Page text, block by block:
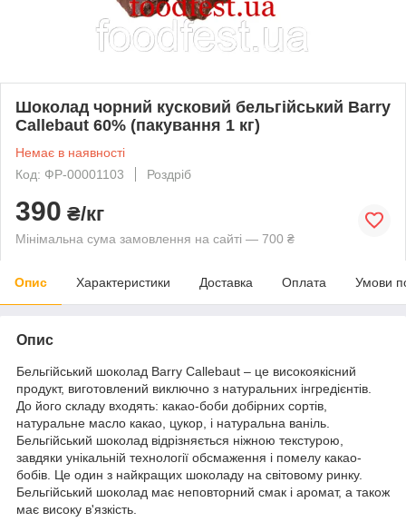
Шоколад чорний кусковий бельгійський Barry
Callebaut 60% (пакування 1 кг)
Немає в наявності
Код: ФР-00001103
Роздріб
390 ₴/кг
Мінімальна сума замовлення на сайті — 700 ₴
Опис Характеристики Доставка Оплата Умови
Опис
Бельгійський шоколад Barry Callebaut – це високоякісний
продукт, виготовлений виключно з натуральних інгредієнтів.
До його складу входять: какао-боби добірних сортів,
натуральне масло какао, цукор, і натуральна ваніль.
Бельгійський шоколад відрізняється ніжною текстурою,
завдяки унікальній технології обсмаження і помелу какао-
бобів. Це один з найкращих шоколаду на світовому ринку.
Бельгійський шоколад має неповторний смак і аромат, а також
має високу в'язкість.